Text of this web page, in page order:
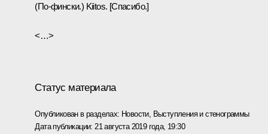
(По-фински.) Kiitos. [Спасибо.]
<…>
Статус материала
Опубликован в разделах: Новости, Выступления и стенограммы
Дата публикации: 21 августа 2019 года, 19:30